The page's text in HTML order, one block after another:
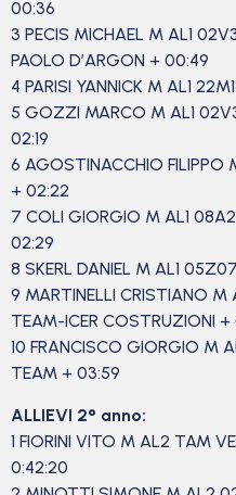
00:36
3 PECIS MICHAEL M AL1
PAOLO D’ARGON + 00:49
4 PARISI YANNICK M AL1
5 GOZZI MARCO M AL1
02:19
6 AGOSTINACCHIO FILIPPO
+ 02:22
7 COLI GIORGIO M AL1
02:29
8 SKERL DANIEL M AL1
9 MARTINELLI CRISTIANO M
TEAM-ICER COSTRUZIONI
10 FRANCISCO GIORGIO M
TEAM + 03:59
ALLIEVI 2° anno:
1 FIORINI VITO M AL2 TAM
0:42:20